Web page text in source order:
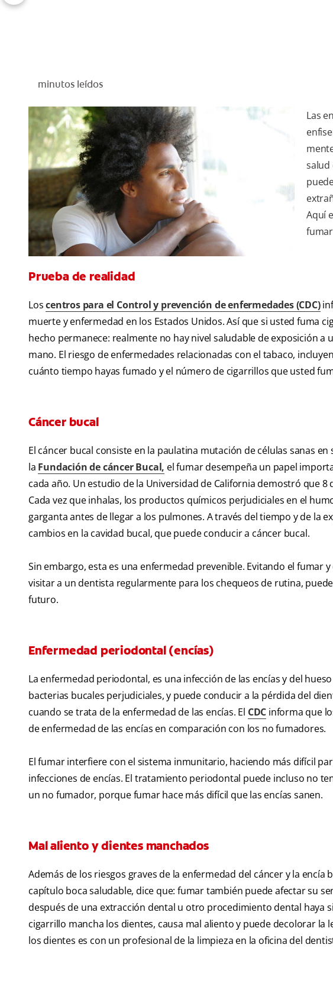
minutos leídos
Las
salud
Aquí
Prueba de realidad
Loscentros para el Control y prevención de enfermedades (CDC)
muerte y enfermedad en los Estados Unidos. Así que si usted fuma
hecho permanece: realmente no hay nivel saludable de exposición a
mano. El riesgo de enfermedades relacionadas con el tabaco,
cuánto tiempo hayas fumado y el número de cigarrillos que usted
Cáncer bucal
El cáncer bucal consiste en la paulatina mutación de células sanas
la Fundación de cáncer Bucal, el fumar desempeña un papel
cada año. Un estudio de la Universidad de California demostró que
Cada vez que inhalas, los productos químicos perjudiciales en el
garganta antes de llegar a los pulmones. A través del tiempo y de la
cambios en la cavidad bucal, que puede conducir a cáncer bucal.
Sin embargo, esta es una enfermedad prevenible. Evitando el
visitar a un dentista regularmente para los chequeos de rutina,
futuro.
Enfermedad periodontal (encías)
La enfermedad periodontal, es una infección de las encías y del
bacterias bucales perjudiciales, y puede conducir a la pérdida del
cuando se trata de la enfermedad de las encías. El CDC informa que
de enfermedad de las encías en comparación con los no fumadores.
El fumar interfiere con el sistema inmunitario, haciendo más difícil
infecciones de encías. El tratamiento periodontal puede incluso no
un no fumador, porque fumar hace más difícil que las encías sanen.
Mal aliento y dientes manchados
Además de los riesgos graves de la enfermedad del cáncer y la encía
capítulo boca saludable, dice que: fumar también puede afectar su
después de una extracción dental u otro procedimiento dental haya
cigarrillo mancha los dientes, causa mal aliento y puede decolorar la
los dientes es con un profesional de la limpieza en la oficina del